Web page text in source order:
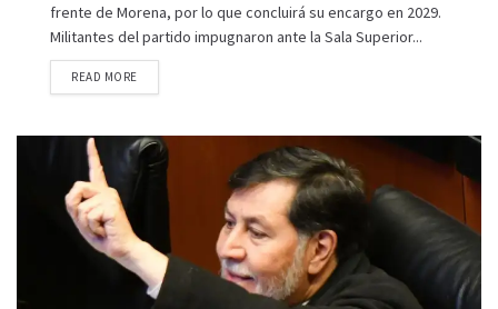
frente de Morena, por lo que concluirá su encargo en 2029.
Militantes del partido impugnaron ante la Sala Superior...
READ MORE